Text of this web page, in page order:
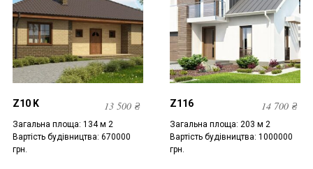
Z10 K 13 500₴
Загальна площа: 134 м 2
Вартість будівництва: 670000
грн.
Z116 14 700 ₴
Загальна площа: 203 м 2
Вартість будівництва: 1000000
грн.